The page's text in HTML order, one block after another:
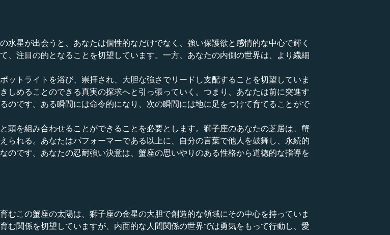
星が出会うと、あなたは個性的なだけでなく、強い保護欲と感情的な中心で輝く
、注目の的となることを切望しています。一方、あなたの内側の世界は、より繊細
ットライトを浴び、崇拝され、大胆な強さでリードし支配することを切望していま
しめることのできる真実の探求へと引っ張っていく。つまり、あなたは前に突進す
のです。ある瞬間には命令的になり、次の瞬間には地に足をつけて育てることがで
頭を組み合わせることができることを必要とします。獅子座のあなたの芝居は、蟹
られる。あなたはパフォーマーである以上に、自分の言葉で他人を鼓舞し、永続的
のです。あなたの忍耐強い決意は、蟹座の思いやりのある性格から道徳的な指導を
この蟹座の太陽は、獅子座の金星の大胆で創造的な領域にその中心を持っていま
む関係を切望していますが、内面的な人間関係の世界では勇気をもって行動し、愛